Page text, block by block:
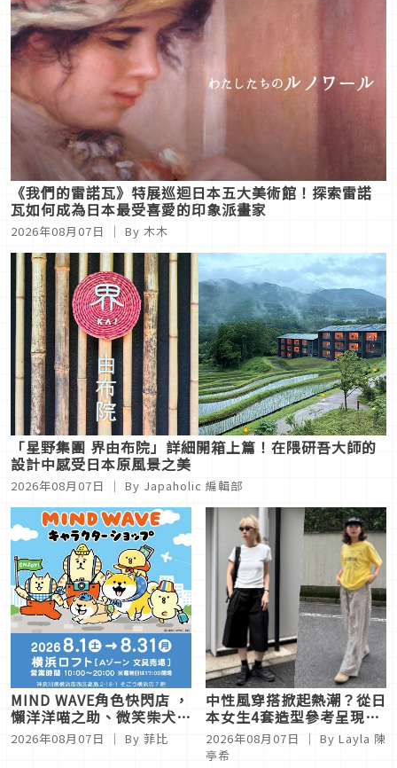
《我們的雷諾瓦》特展巡迴日本五大美術館！探索雷諾
瓦如何成為日本最受喜愛的印象派畫家
2026年08月07日 ｜ By 木木
「星野集團 界由布院」詳細開箱上篇！在隈研吾大師的
設計中感受日本原風景之美
2026年08月07日 ｜ By Japaholic 編輯部
MIND WAVE角色快閃店 ，
懶洋洋喵之助、微笑柴犬等
角色周邊就在橫濱Loft
2026年08月07日 ｜ By 菲比
中性風穿搭掀起熱潮？從日
本女生4套造型參考呈現帥
氣個性LOOK
2026年08月07日 ｜ By Layla 陳
亭希